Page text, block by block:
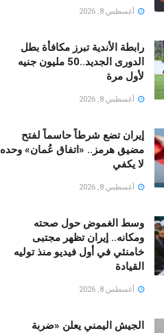
أغسطس 8, 2026
رابطة الأندية تبرز مكافأة بطل
الدورى الجديد..50 مليون جنيه
لأول مرة
أغسطس 8, 2026
إيران تضع شرطاً حاسماً لفتح
مضيق هرمز.. «اتفاق عُمان» وحده
لا يكفي
أغسطس 8, 2026
وسط الغموض حول صحته
ومكانه.. إيران تظهر مجتبى
خامنئي في أول فيديو منذ توليه
القيادة
أغسطس 8, 2026
الجيش اليمني يعلن «ضربة